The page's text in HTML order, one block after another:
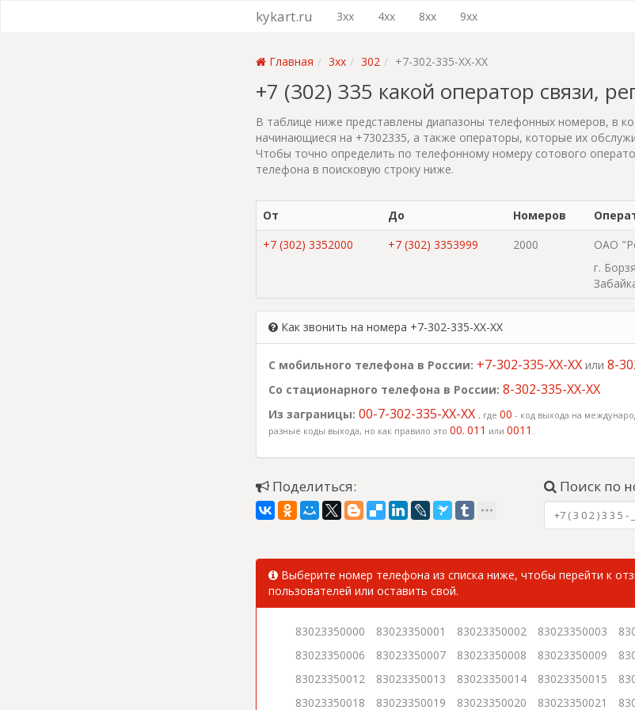
kykart.ru 3xx 4xx 8xx 9xx
Главная 3xx 302 +7-302-335-XX-XX
+7 (302) 335 какой оператор связи,
В таблице ниже представлены диапазоны телефонных номеров, в
начинающиеся на +7302335, а также операторы, которые их
Чтобы точно определить по телефонному номеру сотового
телефона в поисковую строку ниже.
От До Номеров
+7 (302) 3352000
+7 (302) 3353999 2000
ОАО
г.
Как звонить на номера +7-302-335-XX-XX
С мобильного телефона в России: +7-302-335-XX-XX или 8-
Со стационарного телефона в России: 8-302-335-XX-XX
Из заграницы: 00-7-302-335-XX-XX , где 00 - код выхода на
разные коды выхода, но как правило это 00, 011 или 0011 .
Поделиться: Поиск по
Выберите номер телефона из списка ниже, чтобы перейти к
пользователей или оставить свой.
83023350000 83023350001 83023350002 83023350003
83023350006
83023350007 83023350008 83023350009
83023350012
83023350013 83023350014 83023350015
83023350018
83023350019 83023350020 83023350021